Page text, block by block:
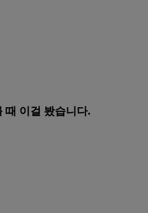
때 이걸 봤습니다.